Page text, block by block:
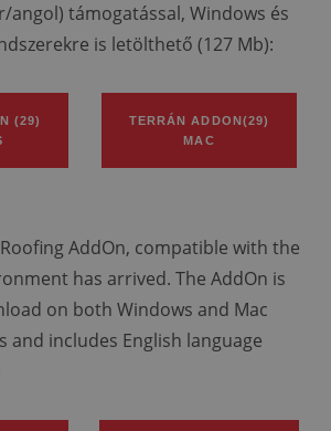
angol) támogatással, Windows és
is letölthető (127 Mb):
(29)
TERRÁN ADDON(29)
MAC
AddOn, compatible with the
has arrived. The AddOn is
on both Windows and Mac
and includes English language